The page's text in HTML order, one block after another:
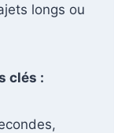
longs ou
clés :